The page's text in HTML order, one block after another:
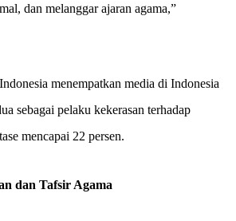
dan melanggar ajaran agama,”
menempatkan media di Indonesia
sebagai pelaku kekerasan terhadap
mencapai 22 persen.
dan Tafsir Agama